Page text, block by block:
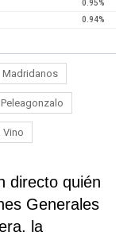
0.95%
0.94%
Madridanos
Peleagonzalo
Vino
directo quién
Generales
la